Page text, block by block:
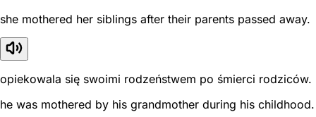
she mothered her siblings after their parents passed away.
opiekowala się swoimi rodzeństwem po śmierci rodziców.
he was mothered by his grandmother during his childhood.